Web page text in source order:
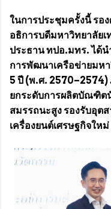
ในการประชุมครั้งนี้ รอ
อธิการบดีมหาวิทยาลัย
ประธาน ทปอ.มทร. ได้น
การพัฒนาเครือข่ายมห
5 ปี (พ.ศ. 2570–2574)
ยกระดับการผลิตบัณฑิต
สมรรถนะสูง รองรับอุต
เครื่องยนต์เศรษฐกิจใ